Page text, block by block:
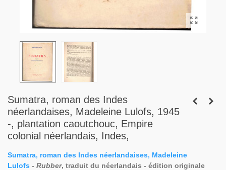
Sumatra, roman des Indes
néerlandaises, Madeleine Lulofs, 1945
-, plantation caoutchouc, Empire
colonial néerlandais, Indes,
Sumatra, roman des Indes néerlandaises, Madeleine
Lulofs - Rubber, traduit du néerlandais - édition originale